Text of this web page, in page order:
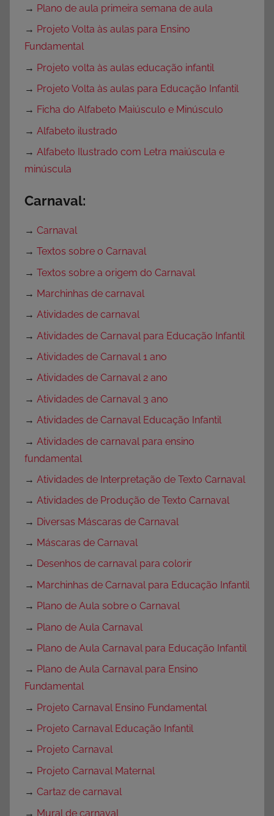
→ Plano de aula primeira semana de aula
→ Projeto Volta às aulas para Ensino
Fundamental
→ Projeto volta às aulas educação infantil
→ Projeto Volta às aulas para Educação Infantil
→ Ficha do Alfabeto Maiúsculo e Minúsculo
→ Alfabeto ilustrado
→ Alfabeto Ilustrado com Letra maiúscula e
minúscula
Carnaval:
→ Carnaval
→ Textos sobre o Carnaval
→ Textos sobre a origem do Carnaval
→ Marchinhas de carnaval
→ Atividades de carnaval
→ Atividades de Carnaval para Educação Infantil
→ Atividades de Carnaval 1 ano
→ Atividades de Carnaval 2 ano
→ Atividades de Carnaval 3 ano
→ Atividades de Carnaval Educação Infantil
→ Atividades de carnaval para ensino
fundamental
→ Atividades de Interpretação de Texto Carnaval
→ Atividades de Produção de Texto Carnaval
→ Diversas Máscaras de Carnaval
→ Máscaras de Carnaval
→ Desenhos de carnaval para colorir
→ Marchinhas de Carnaval para Educação Infantil
→ Plano de Aula sobre o Carnaval
→ Plano de Aula Carnaval
→ Plano de Aula Carnaval para Educação Infantil
→ Plano de Aula Carnaval para Ensino
Fundamental
→ Projeto Carnaval Ensino Fundamental
→ Projeto Carnaval Educação Infantil
→ Projeto Carnaval
→ Projeto Carnaval Maternal
→ Cartaz de carnaval
→ Mural de carnaval